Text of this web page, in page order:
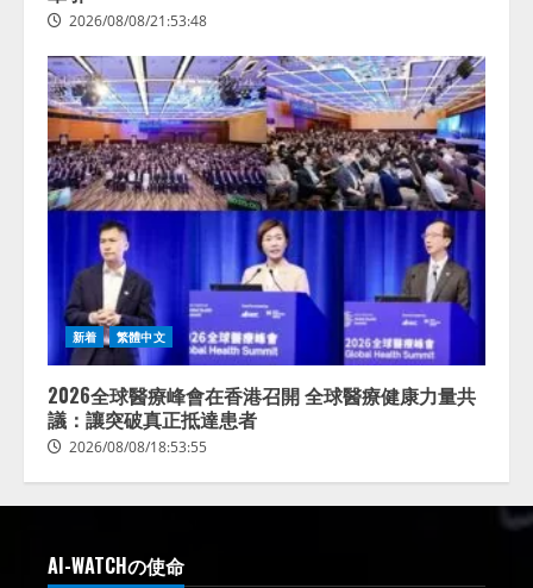
2026/08/08/21:53:48
新着 繁體中文
2026全球醫療峰會在香港召開 全球醫療健康力量共
議：讓突破真正抵達患者
2026/08/08/18:53:55
AI-WATCHの使命